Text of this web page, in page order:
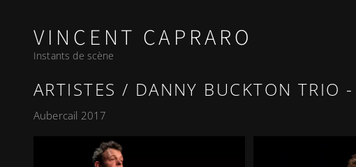
VINCENT CAPRARO
Instants de scène
ARTISTES DANNY BUCKTON
Aubercail 2017